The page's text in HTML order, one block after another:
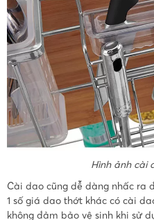
Hình ảnh cài
Cài dao cũng dễ dàng nhấc ra
1 số giá dao thớt khác có cài
không đảm bảo vệ sinh khi sử